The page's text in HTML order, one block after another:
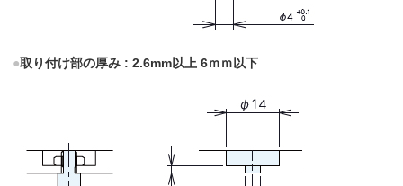
●取り付け部の厚み : 2.6mm以上 6ｍｍ以下